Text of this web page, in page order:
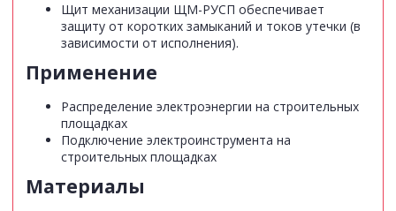
Щит механизации ЩМ-РУСП обеспечивает
защиту от коротких замыканий и токов утечки (в
зависимости от исполнения).
Применение
Распределение электроэнергии на строительных
площадках
Подключение электроинструмента на
строительных площадках
Материалы